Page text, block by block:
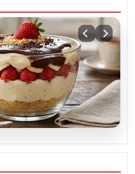
dokunuş:
magnolia tarifi